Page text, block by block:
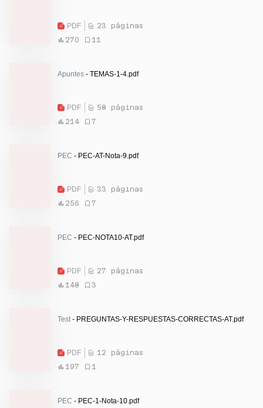
PDF
23 páginas
270
11
Apuntes - TEMAS-1-4.pdf
PDF
58 páginas
214
7
PEC - PEC-AT-Nota-9.pdf
PDF
33 páginas
256
7
PEC - PEC-NOTA10-AT.pdf
PDF
27 páginas
148
3
Test - PREGUNTAS-Y-RESPUESTAS-CORRECTAS-AT.pdf
PDF
12 páginas
197
1
PEC - PEC-1-Nota-10.pdf